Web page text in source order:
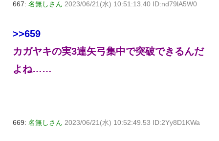
667: 名無しさん 2023/06/21(水) 10:51:13.40 ID:nd79lA5W0
>>659
カガヤキの実3連矢弓集中で突破できるんだ
よね……
669: 名無しさん 2023/06/21(水) 10:52:49.53 ID:2Yy8D1KWa